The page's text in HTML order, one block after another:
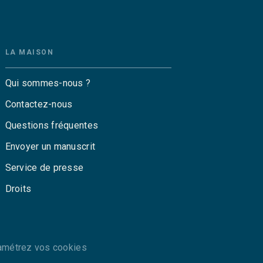
LA MAISON
Qui sommes-nous ?
Contactez-nous
Questions fréquentes
Envoyer un manuscrit
Service de presse
Droits
vos cookies